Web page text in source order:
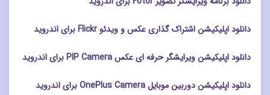
دانلود اپلیکیشن اشتراک گذاری عکس و ویدئو Flickr برای اندروید
دانلود اپلیکیشن ویرایشگر حرفه ای عکس PIP Camera برای اندروید
دانلود اپلیکیشن دوربین موبایل OnePlus Camera برای اندروید